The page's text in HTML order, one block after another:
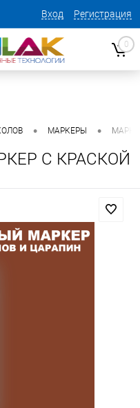
Вход Регистрация
0
• МАРКЕРЫ •
С КРАСКОЙ